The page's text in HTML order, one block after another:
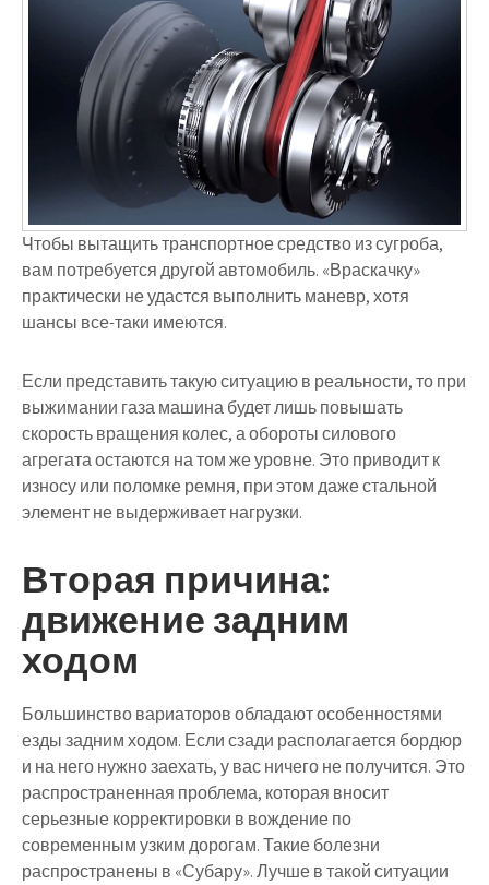
Чтобы вытащить транспортное средство из сугроба,
вам потребуется другой автомобиль. «Враскачку»
практически не удастся выполнить маневр, хотя
шансы все-таки имеются.
Если представить такую ситуацию в реальности, то при
выжимании газа машина будет лишь повышать
скорость вращения колес, а обороты силового
агрегата остаются на том же уровне. Это приводит к
износу или поломке ремня, при этом даже стальной
элемент не выдерживает нагрузки.
Вторая причина:
движение задним
ходом
Большинство вариаторов обладают особенностями
езды задним ходом. Если сзади располагается бордюр
и на него нужно заехать, у вас ничего не получится. Это
распространенная проблема, которая вносит
серьезные корректировки в вождение по
современным узким дорогам. Такие болезни
распространены в «Субару». Лучше в такой ситуации